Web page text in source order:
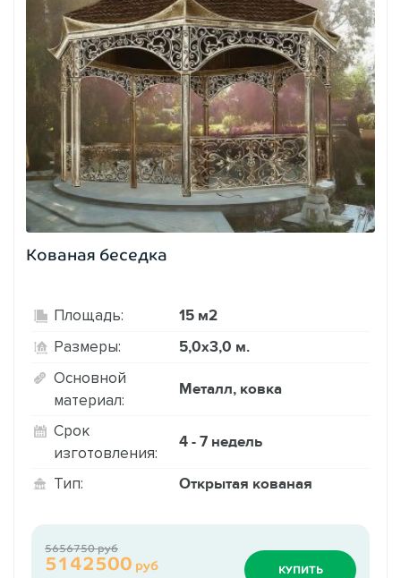
Кованая беседка
Площадь: 15 м2
Размеры: 5,0х3,0 м.
Основной
материал:
Металл, ковка
Срок
изготовления:
4 - 7 недель
Тип: Открытая кованая
5142500 руб
5656750 руб
КУПИТЬ